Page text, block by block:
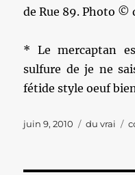
de Rue 89. Photo ©
* Le mercaptan
sulfure de je ne
fétide style oeuf
Publié
juin 9, 2010 Catégories
du vrai